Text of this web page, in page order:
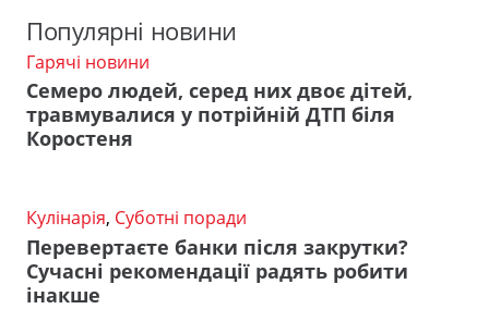
Популярні новини
Гарячі новини
Семеро людей, серед них двоє дітей,
травмувалися у потрійній ДТП біля
Коростеня
Кулінарія, Суботні поради
Перевертаєте банки після закрутки?
Сучасні рекомендації радять робити
інакше